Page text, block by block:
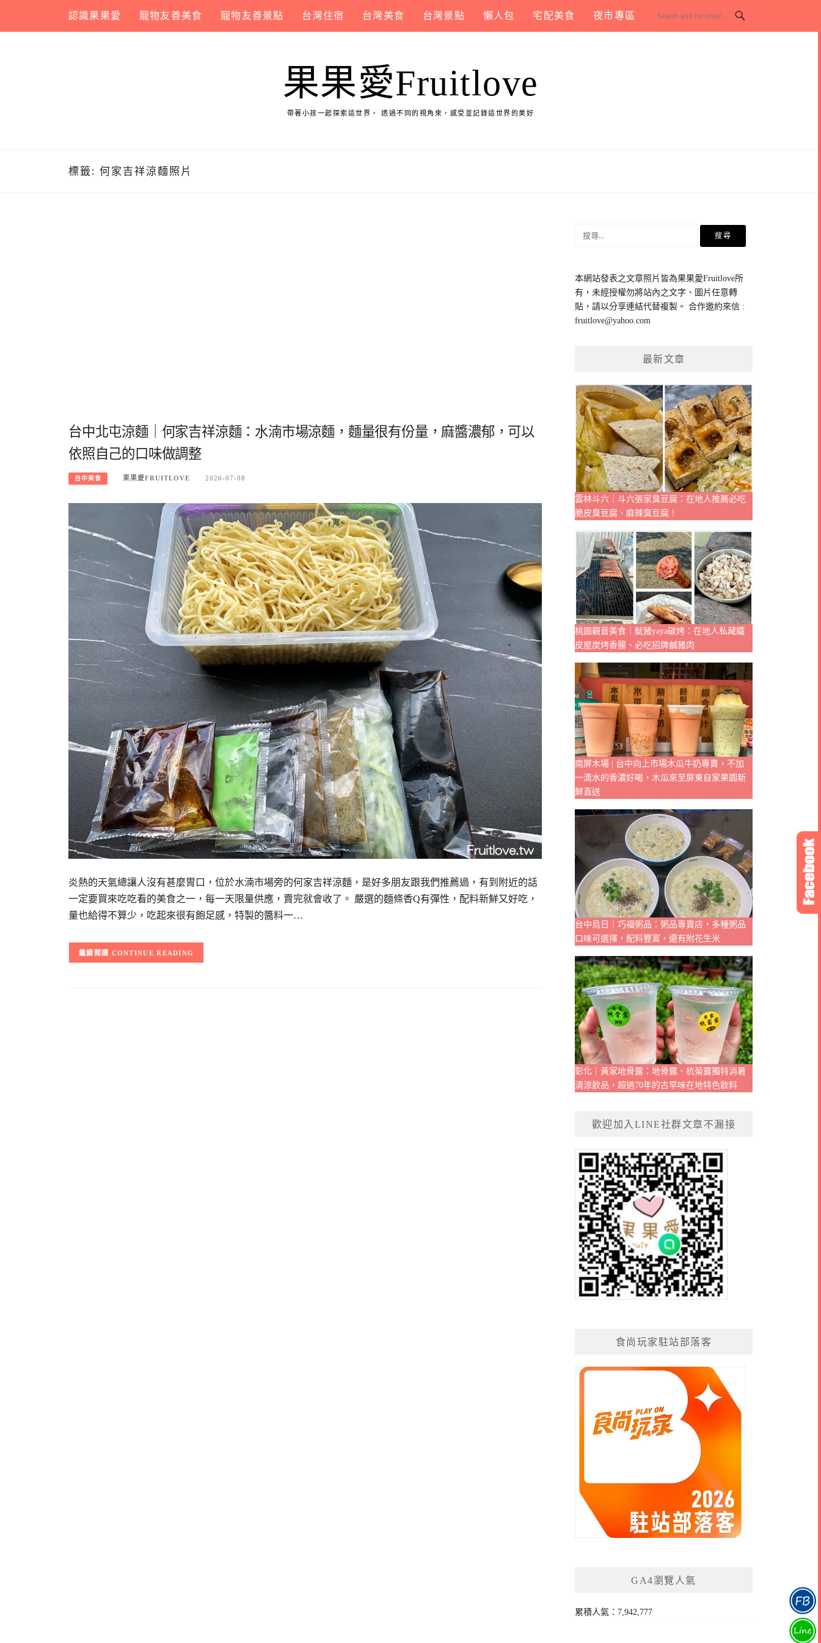
content
認識果果愛 寵物友善美食 寵物友善景點 台灣住宿 台灣美食 台灣景點 懶人包 宅配美食 夜市專區
果果愛Fruitlove
帶著小孩一起探索這世界， 透過不同的視角來，感受並記錄這世界的美好
標籤: 何家吉祥涼麵照片
台中北屯涼麵｜何家吉祥涼麵：水湳市場涼麵，麵量很有份量，麻醬濃郁，可以
依照自己的口味做調整
台中美食 果果愛FRUITLOVE 2026-07-08
炎熱的天氣總讓人沒有甚麼胃口，位於水湳市場旁的何家吉祥涼麵，是好多朋友跟我們推薦過，有到附近的話
一定要買來吃吃看的美食之一，每一天限量供應，賣完就會收了。 嚴選的麵條香Q有彈性，配料新鮮又好吃，
量也給得不算少，吃起來很有飽足感，特製的醬料一…
CONTINUE READING
鍵
字:
本網站發表之文章照片皆為果果愛Fruitlove所
有，未經授權勿將站內之文字、圖片任意轉
貼，請以分享連結代替複製。 合作邀約來信 :
fruitlove@yahoo.com
最新文章
雲林斗六｜斗六張家臭豆腐：在地人推薦必吃
脆皮臭豆腐、麻辣臭豆腐！
桃園觀音美食｜魷豬yaya碳烤：在地人私藏鐵
皮屋炭烤香腸、必吃招牌鹹豬肉
南屏木場 | 台中向上市場木瓜牛奶專賣，不加
一滴水的香濃好喝，木瓜來至屏東自家果園新
鮮直送
台中烏日｜巧福粥品：粥品專賣店，多種粥品
口味可選擇，配料豐富，還有附花生米
彰化｜黃家地骨露：地骨露、杭菊露獨特消暑
清涼飲品，超過70年的古早味在地特色飲料
歡迎加入LINE社群文章不漏接
食尚玩家駐站部落客
GA4瀏覽人氣
累積人氣：7,942,777